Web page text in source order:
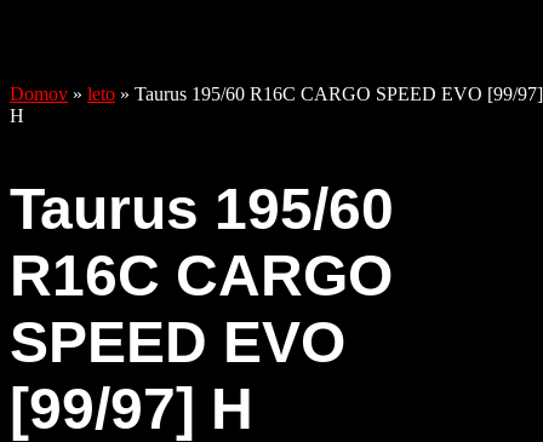
Domov » leto » Taurus 195/60 R16C CARGO SPEED EVO [99/97]
H
Taurus 195/60
R16C CARGO
SPEED EVO
[99/97] H